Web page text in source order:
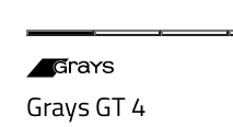
Grays GT 4